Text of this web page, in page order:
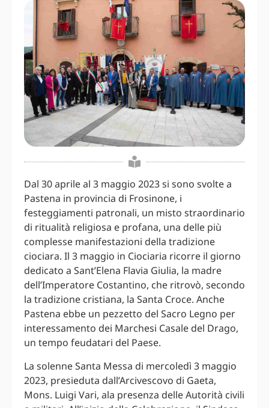
Dal 30 aprile al 3 maggio 2023 si sono svolte a
Pastena in provincia di Frosinone, i
festeggiamenti patronali, un misto straordinario
di ritualità religiosa e profana, una delle più
complesse manifestazioni della tradizione
ciociara. Il 3 maggio in Ciociaria ricorre il giorno
dedicato a Sant’Elena Flavia Giulia, la madre
dell’Imperatore Costantino, che ritrovò, secondo
la tradizione cristiana, la Santa Croce. Anche
Pastena ebbe un pezzetto del Sacro Legno per
interessamento dei Marchesi Casale del Drago,
un tempo feudatari del Paese.
La solenne Santa Messa di mercoledì 3 maggio
2023, presieduta dall’Arcivescovo di Gaeta,
Mons. Luigi Vari, ala presenza delle Autorità civili